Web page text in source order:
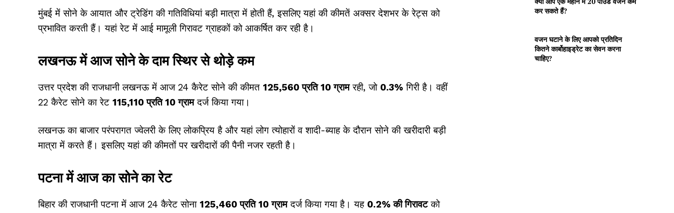
मुंबई में सोने के आयात और ट्रेडिंग की गतिविधियां बड़ी मात्रा में होती हैं, इसलिए यहां की कीमतें अक्सर देशभर के रेट्स को
प्रभावित करती हैं। यहां रेट में आई मामूली गिरावट ग्राहकों को आकर्षित कर रही है।
लखनऊ में आज सोने के दाम स्थिर से थोड़े कम
उत्तर प्रदेश की राजधानी लखनऊ में आज 24 कैरेट सोने की कीमत ₹125,560 प्रति 10 ग्रामरही, जो 0.3% गिरी है। वहीं
22 कैरेट सोने का रेट ₹115,110 प्रति 10 ग्रामदर्ज किया गया।
लखनऊ का बाजार परंपरागत ज्वेलरी के लिए लोकप्रिय है और यहां लोग त्योहारों व शादी-ब्याह के दौरान सोने की खरीदारी बड़ी
मात्रा में करते हैं। इसलिए यहां की कीमतों पर खरीदारों की पैनी नजर रहती है।
पटना में आज का सोने का रेट
बिहार की राजधानी पटना में आज 24 कैरेट सोना ₹125,460 प्रति 10 ग्रामदर्ज किया गया है। यह 0.2% की गिरावटको
कर सकते हैं?
वजन घटाने के लिए आपको प्रतिदिन
कितने कार्बोहाइड्रेट का सेवन करना
चाहिए?